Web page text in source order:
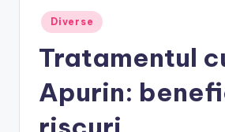
Posted
in
Diverse
Tratamentul
Apurin: